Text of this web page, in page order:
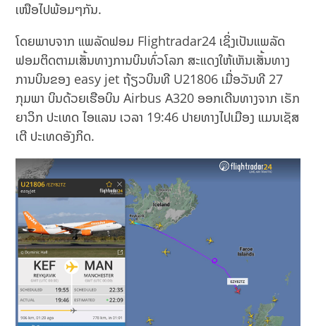
ເໜືອໄປພ້ອມໆກັນ.
ໂດຍພາບຈາກ ແພລັດຟອມ Flightradar24 ເຊິ່ງເປັນແພລັດ
ຟອມຕິດຕາມເສັ້ນທາງການບິນທົ່ວໂລກ ສະແດງໃຫ້ເຫັນເສັ້ນທາງ
ການບິນຂອງ easy jet ຖ້ຽວບິນທີ U21806 ເມື່ອວັນທີ 27
ກຸມພາ ບິນດ້ວຍເຮືອບິນ Airbus A320 ອອກເດີນທາງຈາກ ເຣັກ
ຍາວິກ ປະເທດ ໄອແລນ ເວລາ 19:46 ປາຍທາງໄປເມືອງ ແມນເຊັສ
ເຕີ ປະເທດອັງກິດ.